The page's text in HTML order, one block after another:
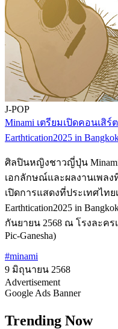
J-POP
Minami เตรียมเปิดคอนเสิ
Earthtication2025 in
ศิลปินหญิงชาวญี่ปุ่น Minami
เอกลักษณ์และผลงานเพลง
เปิดการแสดงที่ประเทศไท
Earthtication2025 in
กันยายน 2568 ณ โรงละคร
Pic-Ganesha)
#minami
9 มิถุนายน 2568
Advertisement
Google Ads Banner
Trending Now